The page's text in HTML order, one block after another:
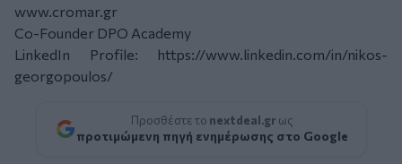
www.cromar.gr
Co-Founder DPO Academy
LinkedIn Profile:
https://www.linkedin.com/in/nikos-
georgopoulos/
Προσθέστε το nextdeal.gr ως
προτιμώμενη πηγή ενημέρωσης στο Google